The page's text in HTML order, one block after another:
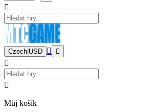
Czech USD
Můj košík